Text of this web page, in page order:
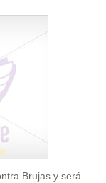
Brujas y será